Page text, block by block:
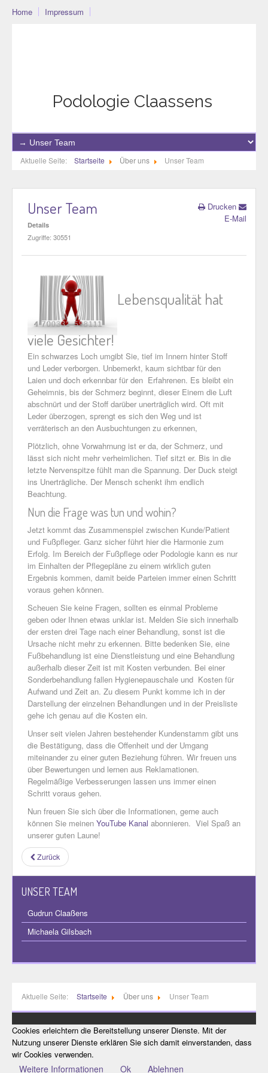
Home Impressum
Podologie Claassens
Aktuelle Seite: Startseite Über uns Unser Team
Unser Team
Drucken
E-Mail
Details
Zugriffe: 30551
Lebensqualität hat
viele Gesichter!
Ein schwarzes Loch umgibt Sie, tief im Innern hinter Stoff
und Leder verborgen. Unbemerkt, kaum sichtbar für den
Laien und doch erkennbar für den Erfahrenen. Es bleibt ein
Geheimnis, bis der Schmerz beginnt, dieser Einem die Luft
abschnürt und der Stoff darüber unerträglich wird. Oft mit
Leder überzogen, sprengt es sich den Weg und ist
verräterisch an den Ausbuchtungen zu erkennen,
Plötzlich, ohne Vorwahrnung ist er da, der Schmerz, und
lässt sich nicht mehr verheimlichen. Tief sitzt er. Bis in die
letzte Nervenspitze fühlt man die Spannung. Der Duck steigt
ins Unerträgliche. Der Mensch schenkt ihm endlich
Beachtung.
Nun die Frage was tun und wohin?
Jetzt kommt das Zusammenspiel zwischen Kunde/Patient
und Fußpfleger. Ganz sicher führt hier die Harmonie zum
Erfolg. Im Bereich der Fußpflege oder Podologie kann es nur
im Einhalten der Pflegepläne zu einem wirklich guten
Ergebnis kommen, damit beide Parteien immer einen Schritt
voraus gehen können.
Scheuen Sie keine Fragen, sollten es einmal Probleme
geben oder Ihnen etwas unklar ist. Melden Sie sich innerhalb
der ersten drei Tage nach einer Behandlung, sonst ist die
Ursache nicht mehr zu erkennen. Bitte bedenken Sie, eine
Fußbehandlung ist eine Dienstleistung und eine Behandlung
außerhalb dieser Zeit ist mit Kosten verbunden. Bei einer
Sonderbehandlung fallen Hygienepauschale und Kosten für
Aufwand und Zeit an. Zu diesem Punkt komme ich in der
Darstellung der einzelnen Behandlungen und in der Preisliste
gehe ich genau auf die Kosten ein.
Unser seit vielen Jahren bestehender Kundenstamm gibt uns
die Bestätigung, dass die Offenheit und der Umgang
miteinander zu einer guten Beziehung führen. Wir freuen uns
über Bewertungen und lernen aus Reklamationen.
Regelmäßige Verbesserungen lassen uns immer einen
Schritt voraus gehen.
Nun freuen Sie sich über die Informationen, gerne auch
können Sie meinen YouTube Kanal abonnieren. Viel Spaß an
unserer guten Laune!
Zurück
UNSER TEAM
Gudrun Claaßens
Michaela Gilsbach
Aktuelle Seite: Startseite Über uns Unser Team
Cookies erleichtern die Bereitstellung unserer Dienste. Mit der
Nutzung unserer Dienste erklären Sie sich damit einverstanden, dass
wir Cookies verwenden.
Weitere Informationen Ok Ablehnen